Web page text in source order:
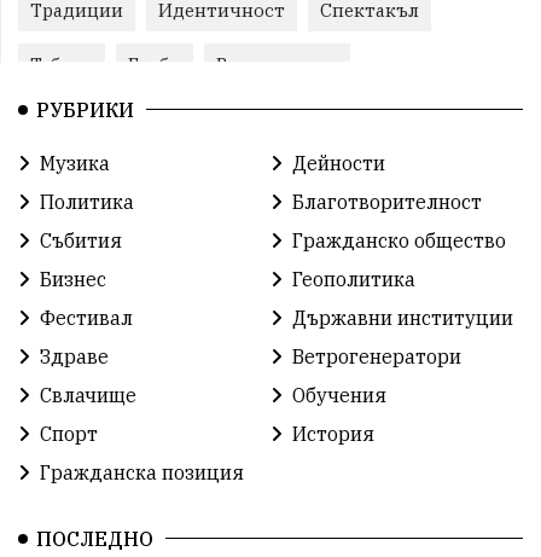
Традиции Идентичност Спектакъл
Табели Глоби Велотуризъм
Благотворителност
Работа Народност
Ретро Футбол
Лига екология протест
Одринци Наследство
Концерт Победа Баскетбол
Усмивки история празник
РУБРИКИ
Музика
Дейности
Политика
Благотворителност
Събития
Гражданско общество
Бизнес
Геополитика
Фестивал
Държавни институции
Здраве
Ветрогенератори
Свлачище
Обучения
Спорт
История
Гражданска позиция
ПОСЛЕДНО